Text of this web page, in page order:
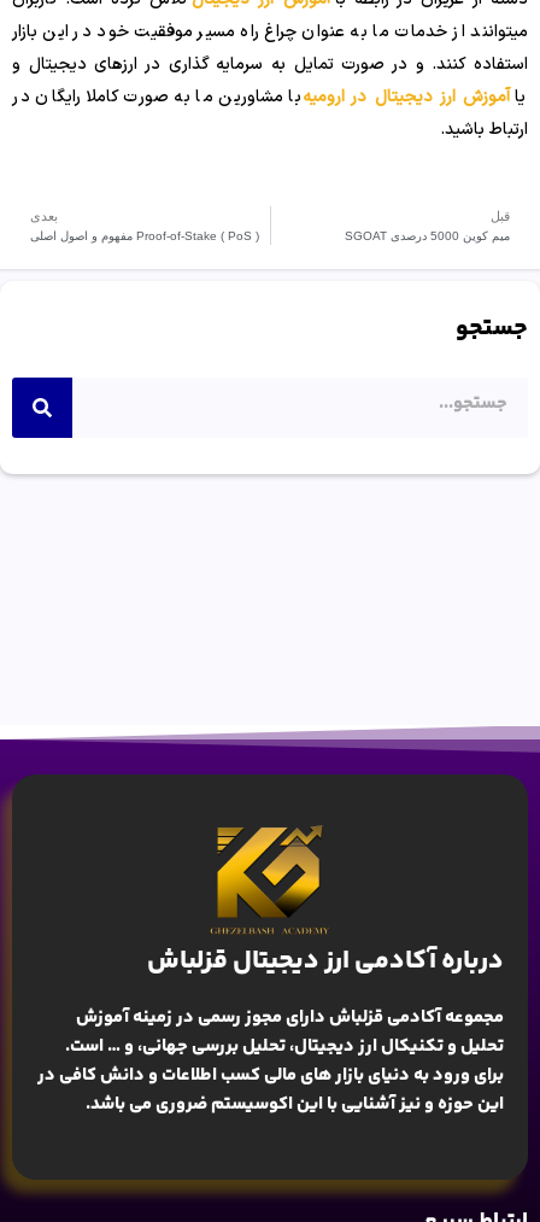
میتوانند از خدمات ما به عنوان چراغ راه مسیر موفقیت خود در این بازار
استفاده کنند. و در صورت تمایل به سرمایه گذاری در ارزهای دیجیتال و
یاآموزش ارز دیجیتال در ارومیهبا مشاورین ما به صورت کاملا رایگان در
ارتباط باشید.
قبل
میم کوین 5000 درصدی SGOAT
بعدی
Proof-of-Stake ( PoS ) مفهوم و اصول اصلی
جستجو
درباره آکادمی ارز دیجیتال قزلباش
مجموعه آکادمی قزلباش دارای مجوز رسمی در زمینهآموزش
تحلیل و تکنیکال ارز دیجیتال، تحلیل بررسی جهانی، و … است.
برای ورود به دنیای بازار های مالی کسب اطلاعات و دانش کافی در
این حوزه و نیز آشنایی با این اکوسیستم ضروری می باشد.